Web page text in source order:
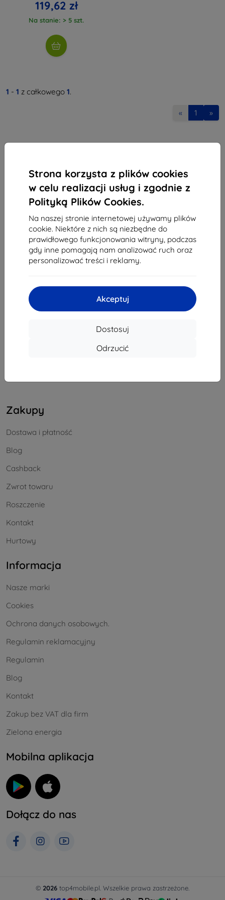
Strona korzysta z plików cookies
w celu realizacji usług i zgodnie z
Polityką Plików Cookies.
Na naszej stronie internetowej używamy plików
cookie. Niektóre z nich są niezbędne do
prawidłowego funkcjonowania witryny, podczas
gdy inne pomagają nam analizować ruch oraz
personalizować treści i reklamy.
Akceptuj
Dostosuj
Odrzucić
119,62 zł
Na stanie: > 5 szt.
1 - 1 z całkowego 1.
« 1 »
Shield-Sk s.r.o.
Ulica Rudolfa Mocka 3750/2A
841 04 Bratislava
REGON:46701494
NIP VAT: SK2023549671
info@top4mobile.eu
Zakupy
Dostawa i płatność
Blog
Cashback
Zwrot towaru
Roszczenie
Kontakt
Hurtowy
Informacja
Nasze marki
Cookies
Ochrona danych osobowych.
Regulamin reklamacyjny
Regulamin
Blog
Kontakt
Zakup bez VAT dla firm
Zielona energia
Mobilna aplikacja
Dołącz do nas
© 2026 top4mobile.pl. Wszelkie prawa zastrzeżone.